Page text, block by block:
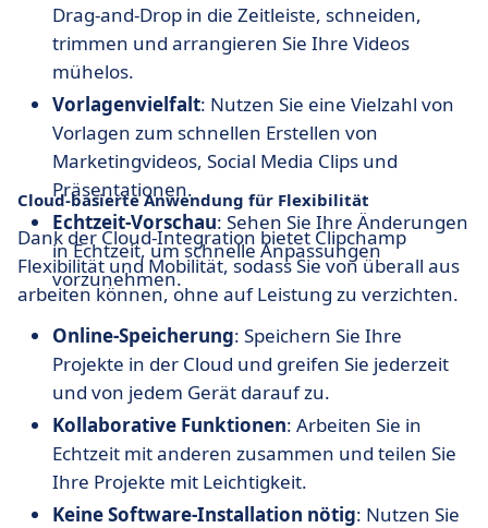
Drag-and-Drop in die Zeitleiste, schneiden,
trimmen und arrangieren Sie Ihre Videos
mühelos.
Vorlagenvielfalt: Nutzen Sie eine Vielzahl von
Vorlagen zum schnellen Erstellen von
Marketingvideos, Social Media Clips und
Präsentationen.
Echtzeit-Vorschau: Sehen Sie Ihre Änderungen
in Echtzeit, um schnelle Anpassungen
vorzunehmen.
Cloud-basierte Anwendung für Flexibilität
Dank der Cloud-Integration bietet Clipchamp
Flexibilität und Mobilität, sodass Sie von überall aus
arbeiten können, ohne auf Leistung zu verzichten.
Online-Speicherung: Speichern Sie Ihre
Projekte in der Cloud und greifen Sie jederzeit
und von jedem Gerät darauf zu.
Kollaborative Funktionen: Arbeiten Sie in
Echtzeit mit anderen zusammen und teilen Sie
Ihre Projekte mit Leichtigkeit.
Keine Software-Installation nötig: Nutzen Sie